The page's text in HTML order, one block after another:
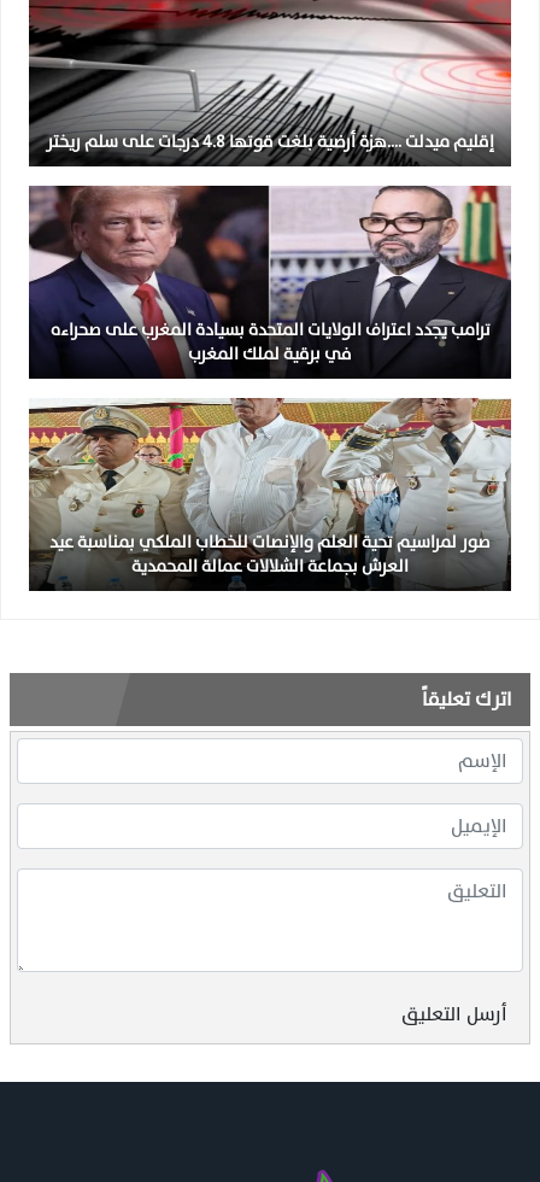
إقليم ميدلت ….هزة أرضية بلغت قوتها 4.8 درجات على سلم ريختر
ترامب يجدد اعتراف الولايات المتحدة بسيادة المغرب على صحراءه
في برقية لملك المغرب
صور لمراسيم تحية العلم والإنصات للخطاب الملكي بمناسبة عيد
العرش بجماعة الشلالات عمالة المحمدية
اترك تعليقاً
أرسل التعليق